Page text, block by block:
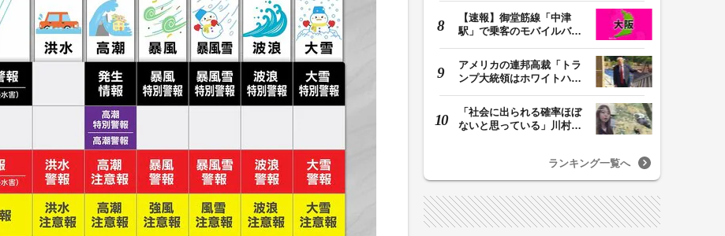
【速報】御堂筋線「中津
駅」で乗客のモバイルバッ
アメリカの連邦高裁「トラ
ンプ大統領はホワイトハウ
「社会に出られる確率ほぼ
ないと思っている」川村葉
ランキング一覧へ